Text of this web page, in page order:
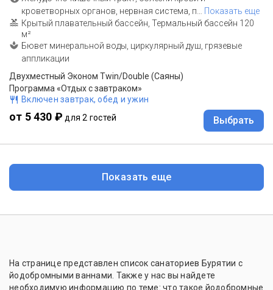
кроветворных органов, нервная система, п
Показать еще
Крытый плавательный бассейн, Термальный бассейн 120
м²
Бювет минеральной воды, циркулярный душ, грязевые
аппликации
Двухместный Эконом Twin/Double (Саяны)
Программа «Отдых с завтраком»
Включен завтрак, обед и ужин
от 5 430 ₽ для 2 гостей Выбрать
Показать еще
На странице представлен список санаториев Бурятии с
йодобромными ваннами. Также у нас вы найдете
необходимую информацию по теме: что такое йодобромные